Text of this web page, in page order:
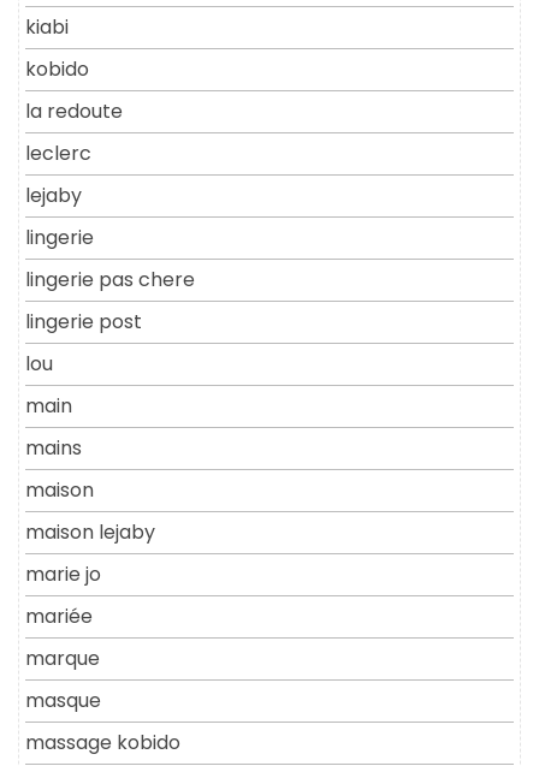
kiabi
kobido
la redoute
leclerc
lejaby
lingerie
lingerie pas chere
lingerie post
lou
main
mains
maison
maison lejaby
marie jo
mariée
marque
masque
massage kobido